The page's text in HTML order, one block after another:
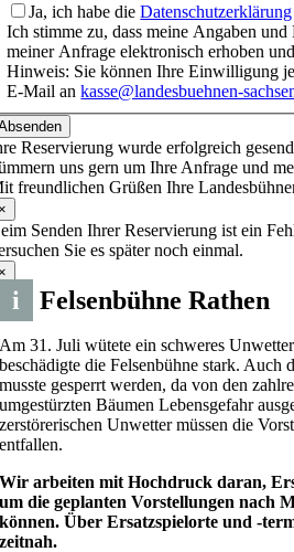
Ja, ich habe dieDatenschutzerklärung
Ich stimme zu, dass meine Angaben
meiner Anfrage elektronisch erhoben
Hinweis: Sie können Ihre Einwilligung
E-Mail ankasse@landesbuehnen-
Reservierung wurde erfolgreich
uns gern um Ihre Anfrage und
freundlichen Grüßen Ihre
Senden Ihrer Reservierung ist ein
Sie es später noch einmal.
i Felsenbühne Rathen
Am 31. Juli wütete ein schweres
beschädigte die Felsenbühne stark. Auch
musste gesperrt werden, da von den
umgestürzten Bäumen Lebensgefahr
zerstörerischen Unwetter müssen die
entfallen.
Wir arbeiten mit Hochdruck daran,
um die geplanten Vorstellungen nach
können. Über Ersatzspielorte und -
zeitnah.